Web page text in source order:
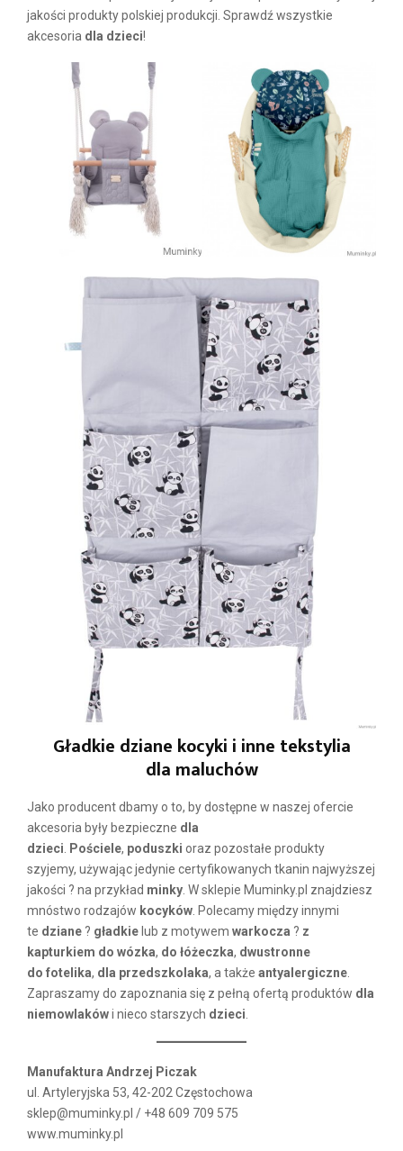
jakości produkty polskiej produkcji. Sprawdź wszystkie
akcesoria dla dzieci!
Gładkie dziane kocyki i inne tekstylia
dla maluchów
Jako producent dbamy o to, by dostępne w naszej ofercie
akcesoria były bezpieczne dla
dzieci
Pościele, poduszki oraz pozostałe produkty
szyjemy, używając jedynie certyfikowanych tkanin najwyższej
jakości ? na przykład minky . W sklepie Muminky.pl znajdziesz
mnóstwo rodzajów kocyków . Polecamy między innymi
te dziane ? gładkie lub z motywem warkocza ? z
kapturkiem do wózka, do łóżeczka, dwustronne
do fotelika, dla przedszkolaka, a także antyalergiczne
Zapraszamy do zapoznania się z pełną ofertą produktów dla
niemowlakówi nieco starszych dzieci
Manufaktura Andrzej Piczak
ul. Artyleryjska 53, 42-202 Częstochowa
sklep@muminky.pl / +48 609 709 575
www.muminky.pl